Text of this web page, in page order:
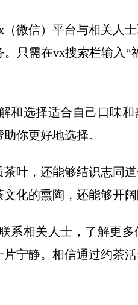
微信）平台与相关人士
只需在vx搜索栏输入“
和选择适合自己口味和
你更好地选择。
叶，还能够结识志同
化的熏陶，还能够开阔
系相关人士，了解更
宁静。相信通过约茶